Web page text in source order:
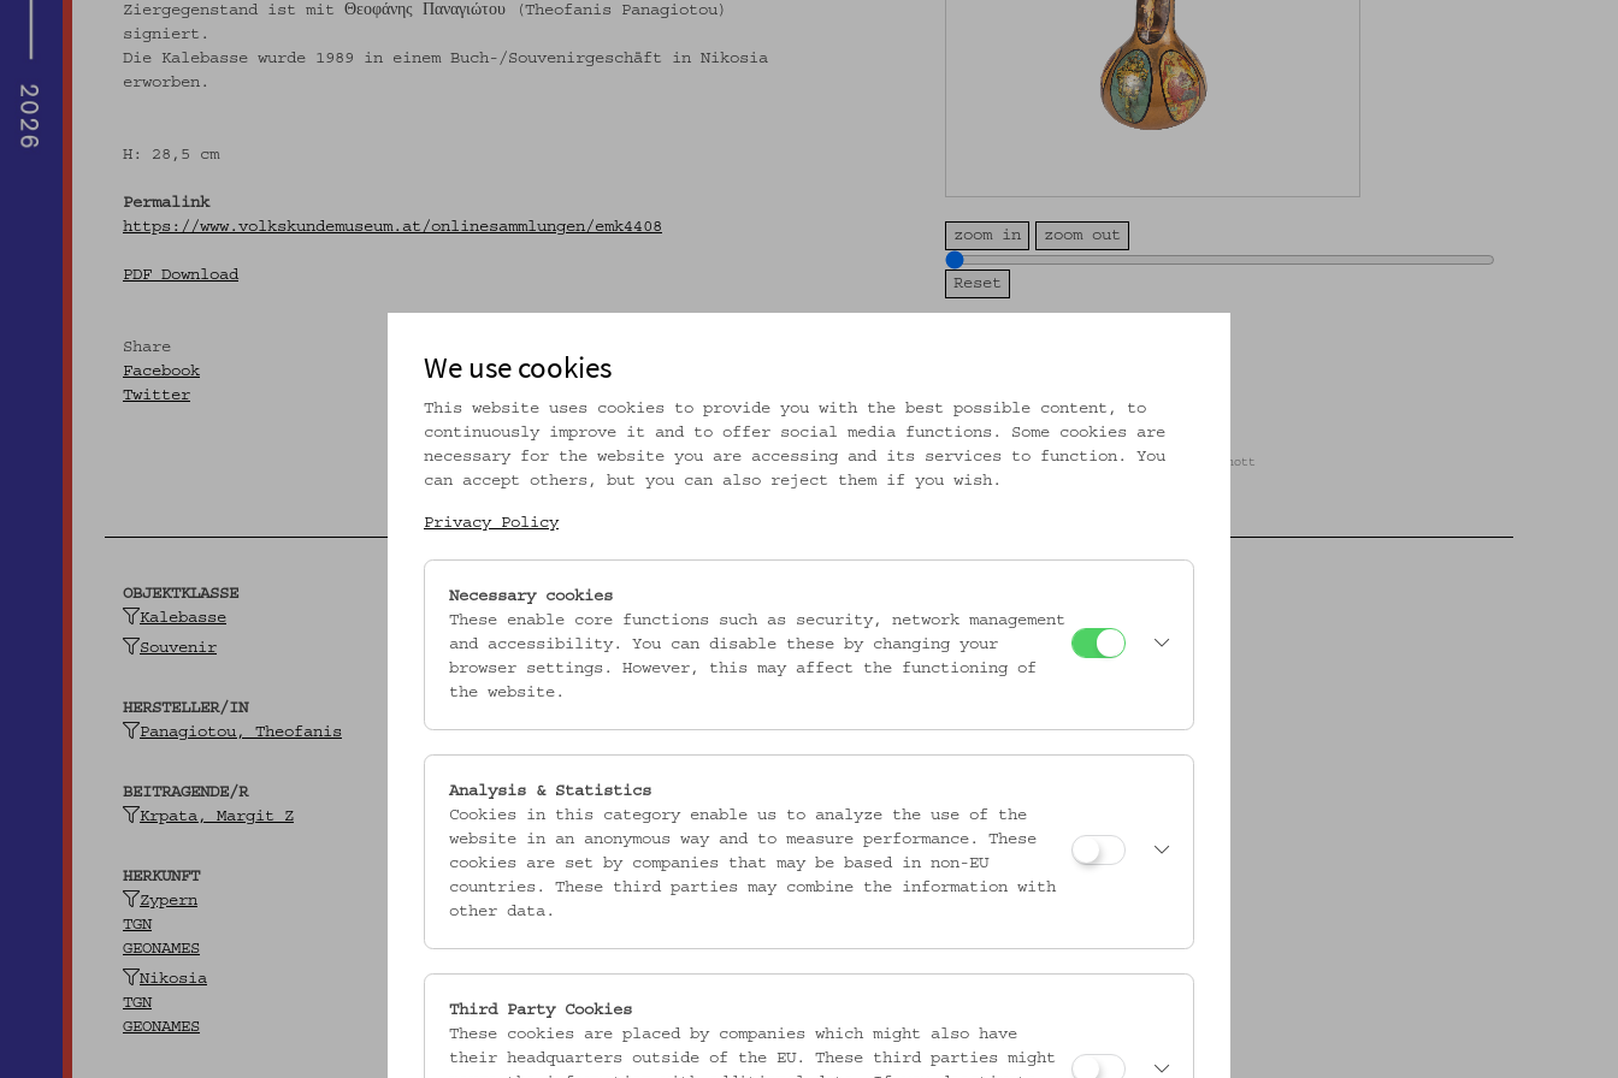
Ziergegenstand ist mit Θεοφάνης Παναγιώτου (Theofanis Panagiotou)
signiert.
Die Kalebasse wurde 1989 in einem Buch-/Souvenirgeschäft in Nikosia
erworben.
H: 28,5 cm
Permalink
https://www.volkskundemuseum.at/onlinesammlungen/emk4408
PDF Download
Share
Facebook
Twitter
zoom in zoom out
Volkskundemuseum Wien / Foto: Christa Knott
OBJEKTKLASSE
Kalebasse
Souvenir
HERSTELLER/IN
Panagiotou, Theofanis
BEITRAGENDE/R
Krpata, Margit Z
HERKUNFT
Zypern
TGN
GEONAMES
Nikosia
TGN
GEONAMES
Vor 1989
Draht
geschnitten (Kürbis)
bemalt (Kürbis)
Monstranz
We use cookies
This website uses cookies to provide you with the best possible content, to
continuously improve it and to offer social media functions. Some cookies are
necessary for the website you are accessing and its services to function. You
can accept others, but you can also reject them if you wish.
Privacy Policy
Necessary cookies
These enable core functions such as security, network management
and accessibility. You can disable these by changing your
browser settings. However, this may affect the functioning of
the website.
Analysis & Statistics
Cookies in this category enable us to analyze the use of the
website in an anonymous way and to measure performance. These
cookies are set by companies that may be based in non-EU
countries. These third parties may combine the information with
other data.
Third Party Cookies
These cookies are placed by companies which might also have
their headquarters outside of the EU. These third parties might